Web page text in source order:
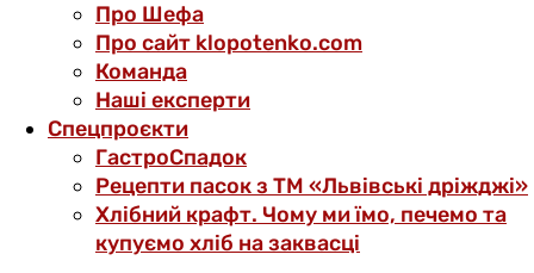
Про Шефа
Про сайт klopotenko.com
Команда
Наші експерти
Спецпроєкти
ГастроСпадок
Рецепти пасок з ТМ «Львівські дріжджі»
Хлібний крафт. Чому ми їмо, печемо та
купуємо хліб на заквасці